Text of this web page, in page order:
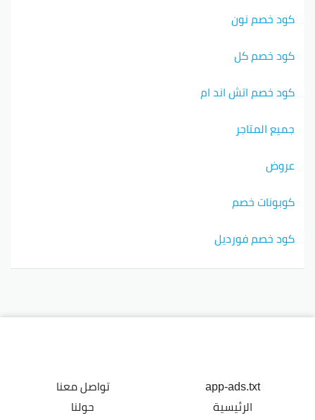
كود خصم نون
كود خصم كل
كود خصم اتش اند ام
جميع المتاجر
عروض
كوبونات خصم
كود خصم فورديل
app-ads.txt
الرئيسية
تواصل معنا
حولنا